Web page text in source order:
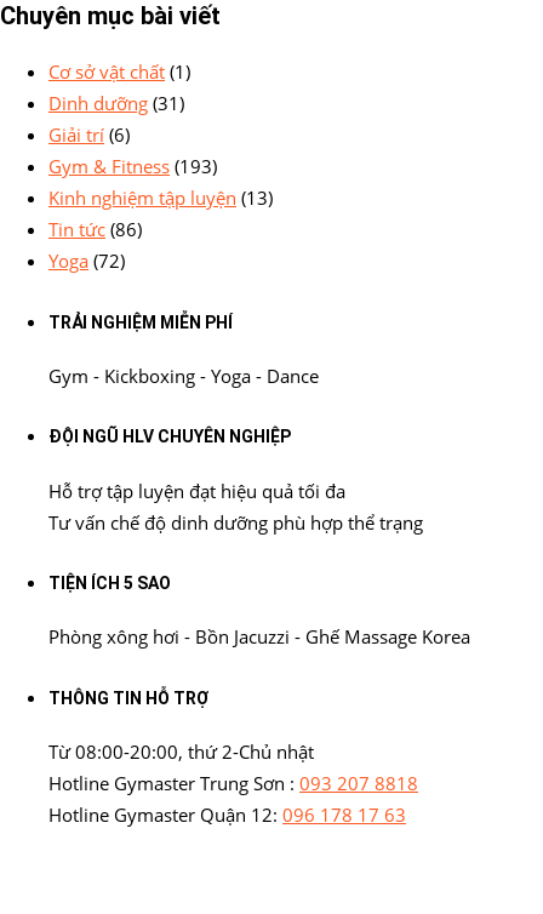
Chuyên mục bài viết
Cơ sở vật chất (1)
Dinh dưỡng (31)
Giải trí (6)
Gym & Fitness (193)
Kinh nghiệm tập luyện (13)
Tin tức (86)
Yoga (72)
TRẢI NGHIỆM MIỄN PHÍ
Gym - Kickboxing - Yoga - Dance
ĐỘI NGŨ HLV CHUYÊN NGHIỆP
Hỗ trợ tập luyện đạt hiệu quả tối đa
Tư vấn chế độ dinh dưỡng phù hợp thể trạng
TIỆN ÍCH 5 SAO
Phòng xông hơi - Bồn Jacuzzi - Ghế Massage Korea
THÔNG TIN HỖ TRỢ
Từ 08:00-20:00, thứ 2-Chủ nhật
Hotline Gymaster Trung Sơn : 093 207 8818
Hotline Gymaster Quận 12: 096 178 17 63